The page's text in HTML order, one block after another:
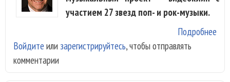
участием 27 звезд поп- и рок-музыки.
Подробнее
Войдите или зарегистрируйтесь, чтобы отправлять
комментарии